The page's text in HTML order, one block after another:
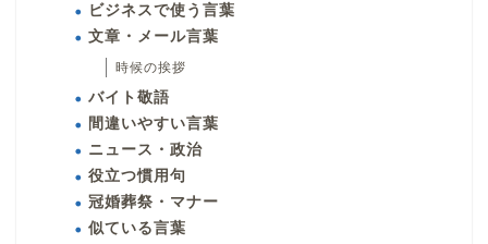
ビジネスで使う言葉
文章・メール言葉
時候の挨拶
バイト敬語
間違いやすい言葉
ニュース・政治
役立つ慣用句
冠婚葬祭・マナー
似ている言葉